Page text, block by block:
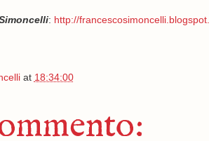
: http://
at 18:34:00